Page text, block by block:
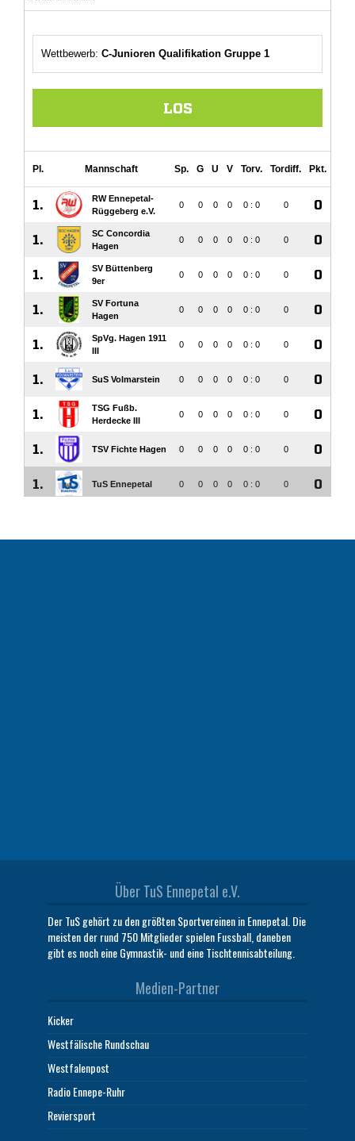
Über TuS Ennepetal e.V.
Der TuS gehört zu den größten Sportvereinen in Ennepetal. Die
meisten der rund 750 Mitglieder spielen Fussball, daneben
gibt es noch eine Gymnastik- und eine Tischtennisabteilung.
Medien-Partner
Kicker
Westfälische Rundschau
Westfalenpost
Radio Ennepe-Ruhr
Reviersport